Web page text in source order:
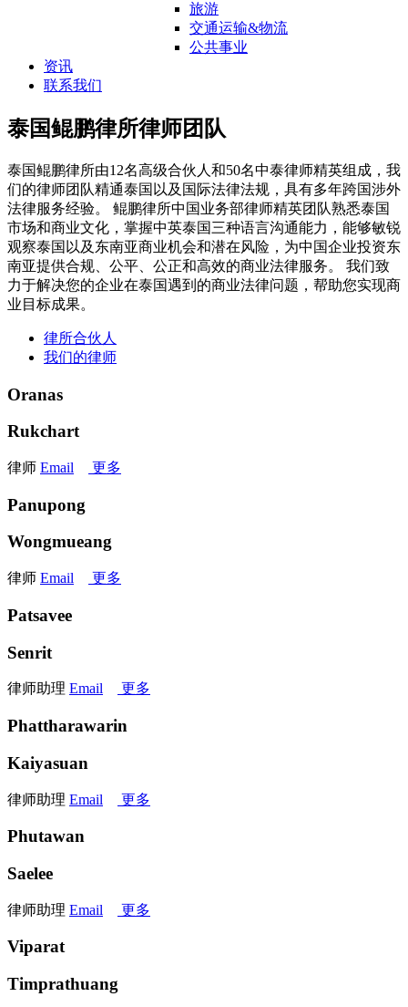
旅游
交通运输&物流
公共事业
资讯
联系我们
泰国鲲鹏律所律师团队
泰国鲲鹏律所由12名高级合伙人和50名中泰律师精英组成，我
们的律师团队精通泰国以及国际法律法规，具有多年跨国涉外
法律服务经验。 鲲鹏律所中国业务部律师精英团队熟悉泰国
市场和商业文化，掌握中英泰国三种语言沟通能力，能够敏锐
观察泰国以及东南亚商业机会和潜在风险，为中国企业投资东
南亚提供合规、公平、公正和高效的商业法律服务。 我们致
力于解决您的企业在泰国遇到的商业法律问题，帮助您实现商
业目标成果。
律所合伙人
我们的律师
Oranas
Rukchart
律师 Email 更多
Panupong
Wongmueang
律师 Email 更多
Patsavee
Senrit
律师助理 Email 更多
Phattharawarin
Kaiyasuan
律师助理 Email 更多
Phutawan
Saelee
律师助理 Email 更多
Viparat
Timprathuang